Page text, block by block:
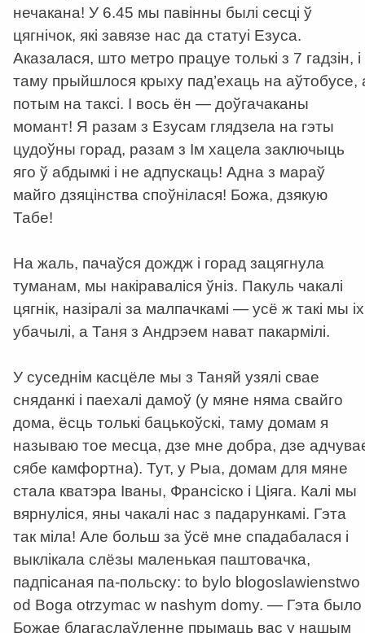
нечакана! У 6.45 мы павінны былі сесці ў
цягнічок, які завязе нас да статуі Езуса.
Аказалася, што метро працуе толькі з 7 гадзін, і
таму прыйшлося крыху пад’ехаць на аўтобусе,
потым на таксі. І вось ён — доўгачаканы
момант! Я разам з Езусам глядзела на гэты
цудоўны горад, разам з Ім хацела заключыць
яго ў абдымкі і не адпускаць! Адна з мараў
майго дзяцінства споўнілася! Божа, дзякую
Табе!
На жаль, пачаўся дождж і горад зацягнула
туманам, мы накіраваліся ўніз. Пакуль чакалі
цягнік, назіралі за малпачкамі — усё ж такі мы іх
убачылі, а Таня з Андрэем нават пакармілі.
У суседнім касцёле мы з Таняй узялі свае
сняданкі і паехалі дамоў (у мяне няма свайго
дома, ёсць толькі бацькоўскі, таму домам я
называю тое месца, дзе мне добра, дзе
сябе камфортна). Тут, у Рыа, домам для мяне
стала кватэра Іваны, Франсіско і Ціяга. Калі мы
вярнуліся, яны чакалі нас з падарункамі. Гэта
так міла! Але больш за ўсё мне спадабалася і
выклікала слёзы маленькая паштовачка,
падпісаная па-польску: to bylo blogoslawienstwo
od Boga otrzymac w nashym domy. — Гэта было
Божае благаслаўленне прымаць вас у нашым